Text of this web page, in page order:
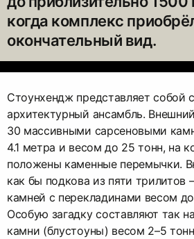
когда комплекс
окончательный вид.
Стоунхендж представляет собой
архитектурный ансамбль.
30 массивными сарсеновыми
4.1 метра и весом до 25 тонн, на
положены каменные перемычки.
как бы подкова из пяти трилитов
камней с перекладинами весом
Особую загадку составляют так
камни (блустоуны) весом 2–5